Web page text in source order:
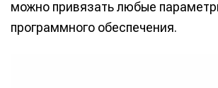
можно привязать любые
программного обеспечения.